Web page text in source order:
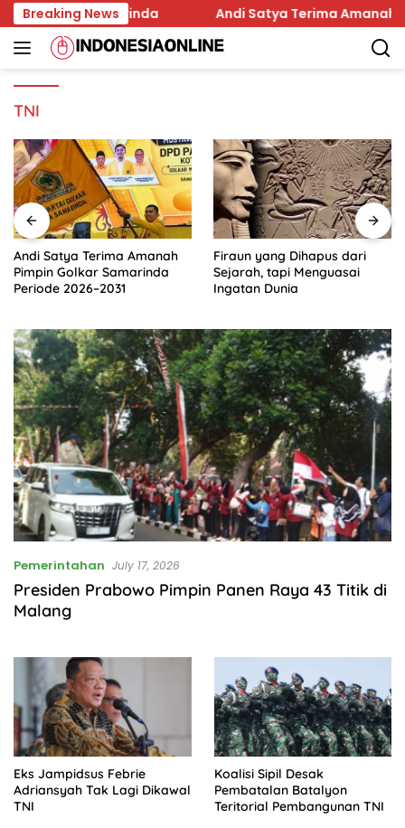
Skip
to
content
Breaking News
Samarinda Andi Satya Terima Amanah
TNI
Andi Satya Terima Amanah
Pimpin Golkar Samarinda
Periode 2026–2031
Firaun yang Dihapus dari
Sejarah, tapi Menguasai
Ingatan Dunia
Pemerintahan July 17, 2026
Presiden Prabowo Pimpin Panen Raya 43 Titik di
Malang
Eks Jampidsus Febrie
Adriansyah Tak Lagi Dikawal
TNI
Koalisi Sipil Desak
Pembatalan Batalyon
Teritorial Pembangunan TNI